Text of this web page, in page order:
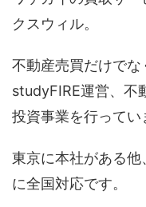
クスウィル。
不動産売買だけでな
studyFIRE運営、不
投資事業を行ってい
東京に本社がある
に全国対応です。